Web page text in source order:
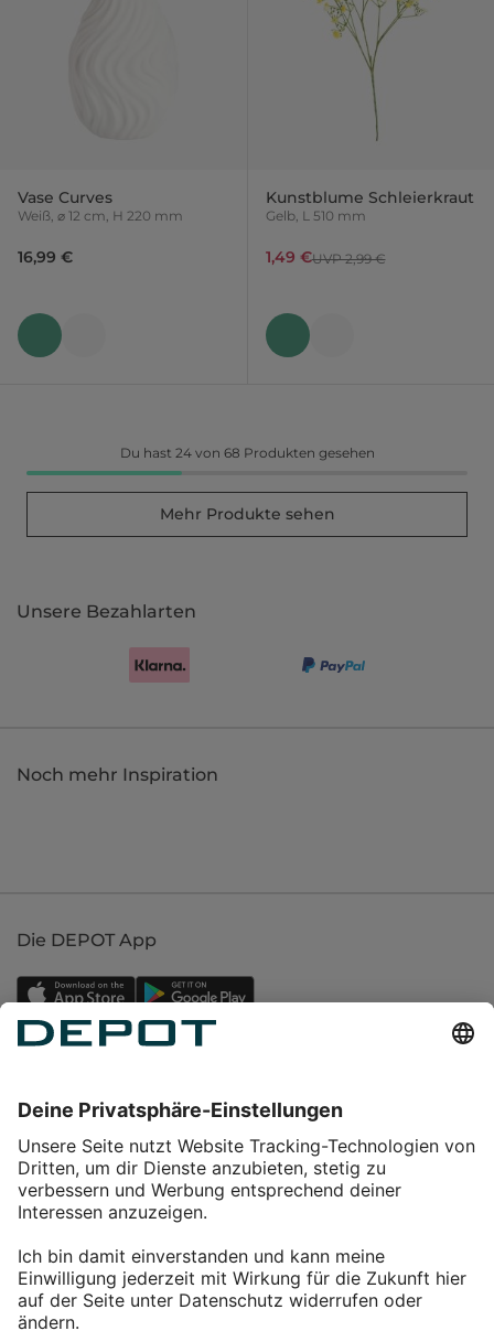
Vase Curves
Weiß, ⌀ 12 cm, H 220 mm
16,99 €
Kunstblume Schleierkraut
Gelb, L 510 mm
1,49 €UVP 2,99 €
Du hast 24 von 68 Produkten gesehen
Mehr Produkte sehen
Unsere Bezahlarten
Noch mehr Inspiration
Die DEPOT App
Service
Über DEPOT
Kontakt